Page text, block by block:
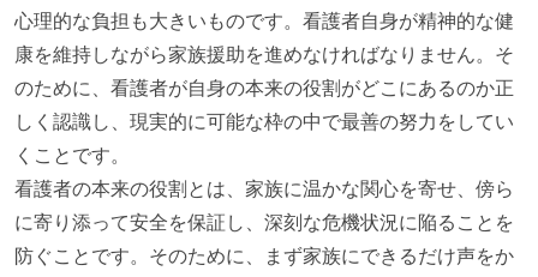
心理的な負担も大きいものです。看護者自身が精神的な健
康を維持しながら家族援助を進めなければなりません。そ
のために、看護者が自身の本来の役割がどこにあるのか正
しく認識し、現実的に可能な枠の中で最善の努力をしてい
くことです。
看護者の本来の役割とは、家族に温かな関心を寄せ、傍ら
に寄り添って安全を保証し、深刻な危機状況に陥ることを
防ぐことです。そのために、まず家族にできるだけ声をか